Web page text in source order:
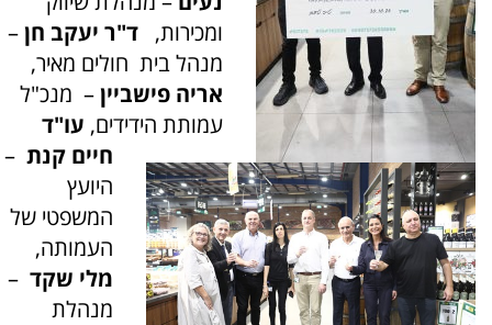
ומכירות, ד"ר יעקב חן–
מנהל בית חולים מאיר,
אריה פישביין– מנכ"ל
עמותת הידידים, עו"ד
חיים קנת –
היועץ
המשפטי של
העמותה,
מלי שקד –
מנהלת